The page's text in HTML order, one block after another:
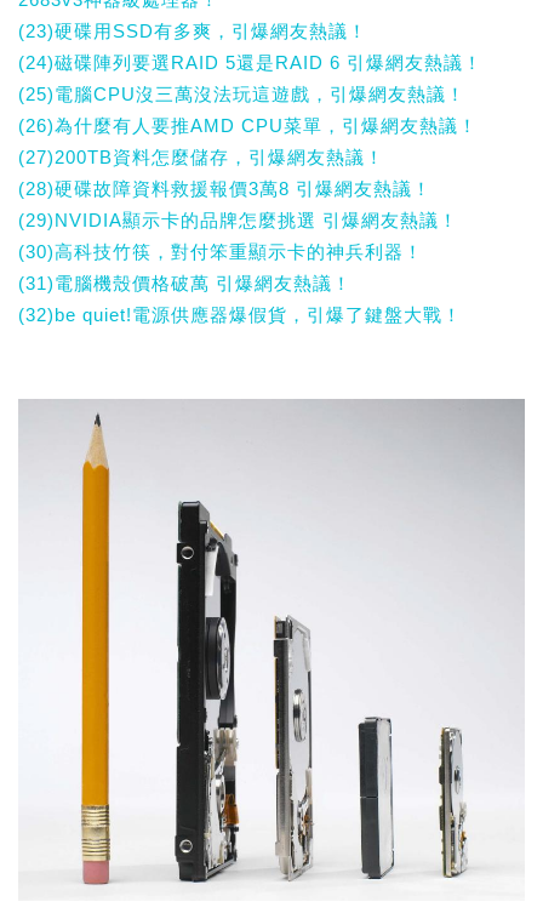
(23)硬碟用SSD有多爽，引爆網友熱議！
(24)磁碟陣列要選RAID 5還是RAID 6 引爆網友熱議！
(25)電腦CPU沒三萬沒法玩這遊戲，引爆網友熱議！
(26)為什麼有人要推AMD CPU菜單，引爆網友熱議！
(27)200TB資料怎麼儲存，引爆網友熱議！
(28)硬碟故障資料救援報價3萬8 引爆網友熱議！
(29)NVIDIA顯示卡的品牌怎麼挑選 引爆網友熱議！
(30)高科技竹筷，對付笨重顯示卡的神兵利器！
(31)電腦機殼價格破萬 引爆網友熱議！
(32)be quiet!電源供應器爆假貨，引爆了鍵盤大戰！